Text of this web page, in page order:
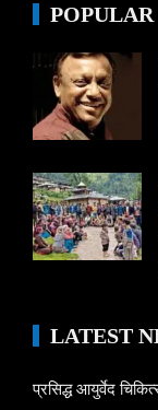
POPULAR
LATEST
प्रसिद्ध आयुर्वेद